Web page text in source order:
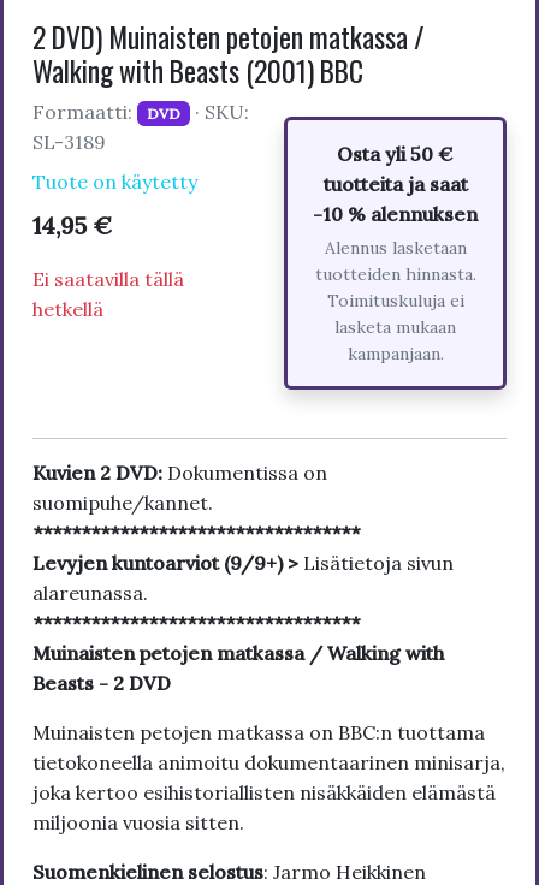
2 DVD) Muinaisten petojen matkassa /
Walking with Beasts (2001) BBC
Formaatti: DVD · SKU:
SL-3189
Tuote on käytetty
14,95 €
Ei saatavilla tällä
hetkellä
Osta yli 50 €
tuotteita ja saat
-10 % alennuksen
Alennus lasketaan
tuotteiden hinnasta.
Toimituskuluja ei
lasketa mukaan
kampanjaan.
Kuvien 2 DVD: Dokumentissa on
suomipuhe/kannet.
**********************************
Levyjen kuntoarviot (9/9+) > Lisätietoja sivun
alareunassa.
**********************************
Muinaisten petojen matkassa / Walking with
Beasts - 2 DVD
Muinaisten petojen matkassa on BBC:n tuottama
tietokoneella animoitu dokumentaarinen minisarja,
joka kertoo esihistoriallisten nisäkkäiden elämästä
miljoonia vuosia sitten.
Suomenkielinen selostus: Jarmo Heikkinen